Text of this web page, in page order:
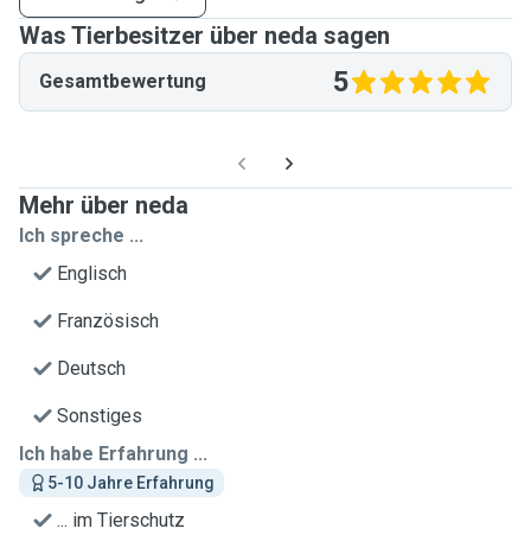
Was Tierbesitzer über neda sagen
Gesamtbewertung 5
Mehr über neda
Ich spreche ...
Englisch
Französisch
Deutsch
Sonstiges
Ich habe Erfahrung ...
5-10 Jahre Erfahrung
... im Tierschutz